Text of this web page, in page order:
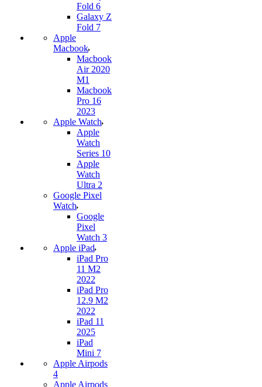
Fold 6
Galaxy Z
Fold 7
Apple
Macbook
Macbook
Air 2020
M1
Macbook
Pro 16
2023
Apple Watch
Apple
Watch
Series 10
Apple
Watch
Ultra 2
Google Pixel
Watch
Google
Pixel
Watch 3
Apple iPad
iPad Pro
11 M2
2022
iPad Pro
12.9 M2
2022
iPad 11
2025
iPad
Mini 7
Apple Airpods
4
Apple Airpods